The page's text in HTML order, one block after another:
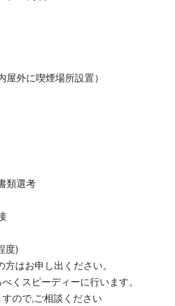
外に喫煙場所設置）
類選考
度)
はお申し出ください。
くスピーディーに行います。
ので,ご相談ください